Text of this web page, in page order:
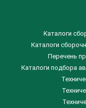
Каталоги
​Каталоги
Перечень
Каталоги подбора